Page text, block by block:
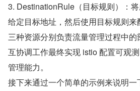
3. DestinationRule（目标规则）：
给定目标地址，然后使用目标规则来
三种资源分别负责流量管理过程中
互协调工作最终实现 istio 配置可观
管理能力。
接下来通过一个简单的示例来说明